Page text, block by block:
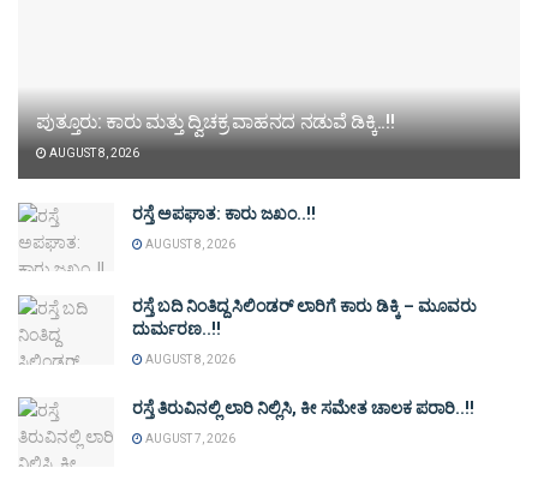
ಪುತ್ತೂರು: ಕಾರು ಮತ್ತು ದ್ವಿಚಕ್ರ ವಾಹನದ ನಡುವೆ ಡಿಕ್ಕಿ..!!
AUGUST 8, 2026
ರಸ್ತೆ ಅಪಘಾತ: ಕಾರು ಜಖಂ..!!
AUGUST 8, 2026
ರಸ್ತೆ ಬದಿ ನಿಂತಿದ್ದ ಸಿಲಿಂಡರ್ ಲಾರಿಗೆ ಕಾರು ಡಿಕ್ಕಿ – ಮೂವರು
ದುರ್ಮರಣ..!!
AUGUST 8, 2026
ರಸ್ತೆ ತಿರುವಿನಲ್ಲಿ ಲಾರಿ ನಿಲ್ಲಿಸಿ, ಕೀ ಸಮೇತ ಚಾಲಕ ಪರಾರಿ..!!
AUGUST 7, 2026